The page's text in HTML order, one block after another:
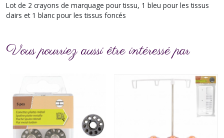
Lot de 2 crayons de marquage pour tissu, 1 bleu pour les tissus
clairs et 1 blanc pour les tissus foncés
Vous pourriez aussi être intéressé par